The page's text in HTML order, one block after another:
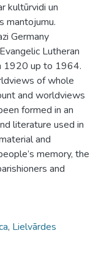
kultūrvidi un
mantojumu.
Germany
Lutheran
1920 up to 1964.
of whole
and worldviews
formed in an
literature used in
and
memory, the
and
, Lielvārdes